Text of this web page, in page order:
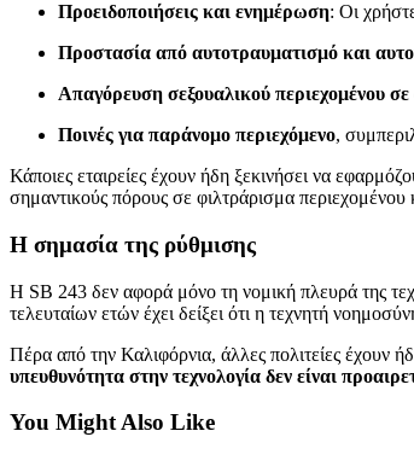
Προειδοποιήσεις και ενημέρωση: Οι
Προστασία από αυτοτραυματισμό και
Απαγόρευση σεξουαλικού περιεχομένου σε
Ποινές για παράνομο περιεχόμενο,
Κάποιες εταιρείες έχουν ήδη ξεκινήσει να
σημαντικούς πόρους σε φιλτράρισμα
Η σημασία της ρύθμισης
Η SB 243 δεν αφορά μόνο τη νομική πλευρά της
τελευταίων ετών έχει δείξει ότι η τεχνητή
Πέρα από την Καλιφόρνια, άλλες πολιτείες έχουν
υπευθυνότητα στην τεχνολογία δεν είναι
You Might Also Like